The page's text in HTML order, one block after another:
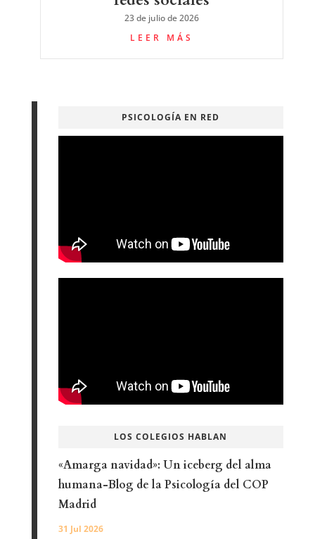
23 de julio de 2026
LEER MÁS
PSICOLOGÍA EN RED
LOS COLEGIOS HABLAN
«Amarga navidad»: Un iceberg del alma
humana-Blog de la Psicología del COP
Madrid
31 Jul 2026